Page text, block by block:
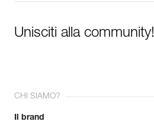
Unisciti alla community!
CHI SIAMO?
Il brand